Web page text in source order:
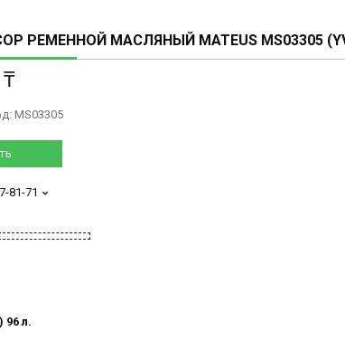
РЕМЕННОЙ МАСЛЯНЫЙ MATEUS MS03305
MS03305
81-71
96 л.